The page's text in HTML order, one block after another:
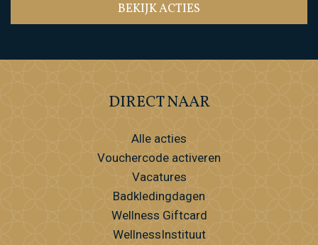
BEKIJK ACTIES
DIRECT NAAR
Alle acties
Vouchercode activeren
Vacatures
Badkledingdagen
Wellness Giftcard
WellnessInstituut